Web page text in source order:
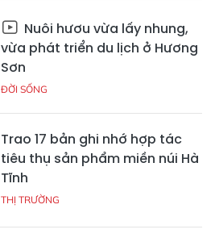
Nuôi hươu vừa lấy nhung,
vừa phát triển du lịch ở Hương
Sơn
ĐỜI SỐNG
Trao 17 bản ghi nhớ hợp tác
tiêu thụ sản phẩm miền núi Hà
Tĩnh
THỊ TRƯỜNG